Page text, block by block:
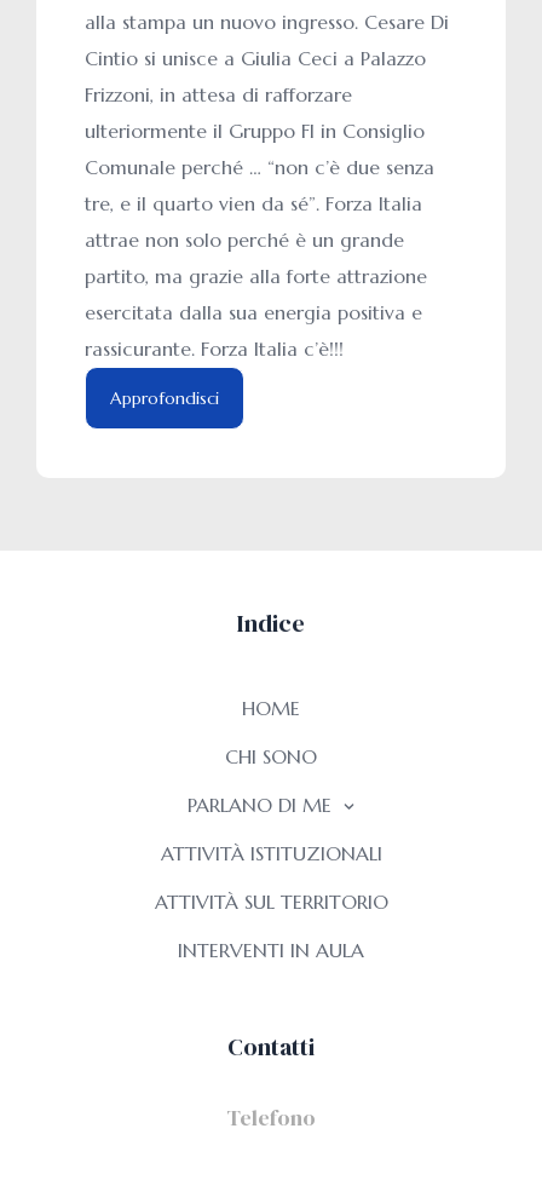
alla stampa un nuovo ingresso. Cesare Di
Cintio si unisce a Giulia Ceci a Palazzo
Frizzoni, in attesa di rafforzare
ulteriormente il Gruppo FI in Consiglio
Comunale perché … “non c’è due senza
tre, e il quarto vien da sé”. Forza Italia
attrae non solo perché è un grande
partito, ma grazie alla forte attrazione
esercitata dalla sua energia positiva e
rassicurante. Forza Italia c’è!!!
Approfondisci
Indice
HOME
CHI SONO
PARLANO DI ME
ATTIVITÀ ISTITUZIONALI
ATTIVITÀ SUL TERRITORIO
INTERVENTI IN AULA
Contatti
Telefono